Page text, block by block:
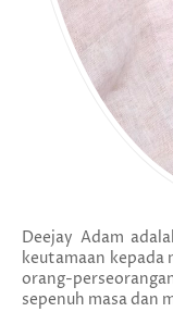
Deejay Adam
keutamaan kepada
orang-
sepenuh masa dan